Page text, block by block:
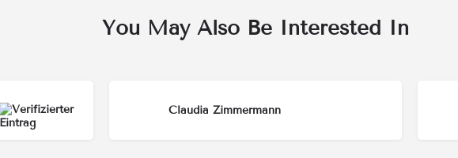
You May Also Be Interested In
Claudia Zimmermann